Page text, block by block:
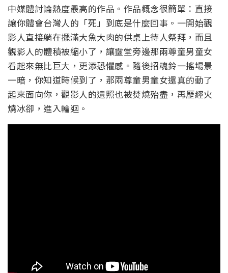
中媒體討論熱度最高的作品。作品概念很簡單：直接
讓你體會台灣人的「死」到底是什麼回事。一開始觀
影人直接躺在擺滿大魚大肉的供桌上待人祭拜，而且
觀影人的體積被縮小了，讓靈堂旁邊那兩尊童男童女
看起來無比巨大，更添恐懼感。隨後招魂鈴一搖場景
一暗，你知道時候到了，那兩尊童男童女還真的動了
起來面向你，觀影人的遺照也被焚燒殆盡，再歷經火
燒冰卻，進入輪迴。